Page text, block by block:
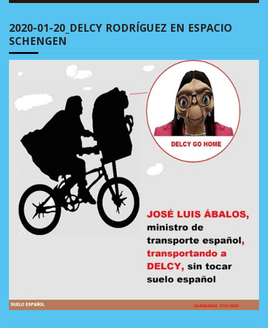
2020-01-20_DELCY RODRÍGUEZ EN ESPACIO
SCHENGEN